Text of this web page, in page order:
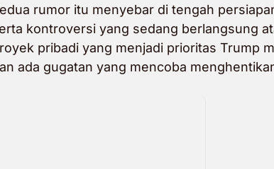
rumor itu menyebar di tengah
kontroversi yang sedang berlangsung
pribadi yang menjadi prioritas Trump
ada gugatan yang mencoba